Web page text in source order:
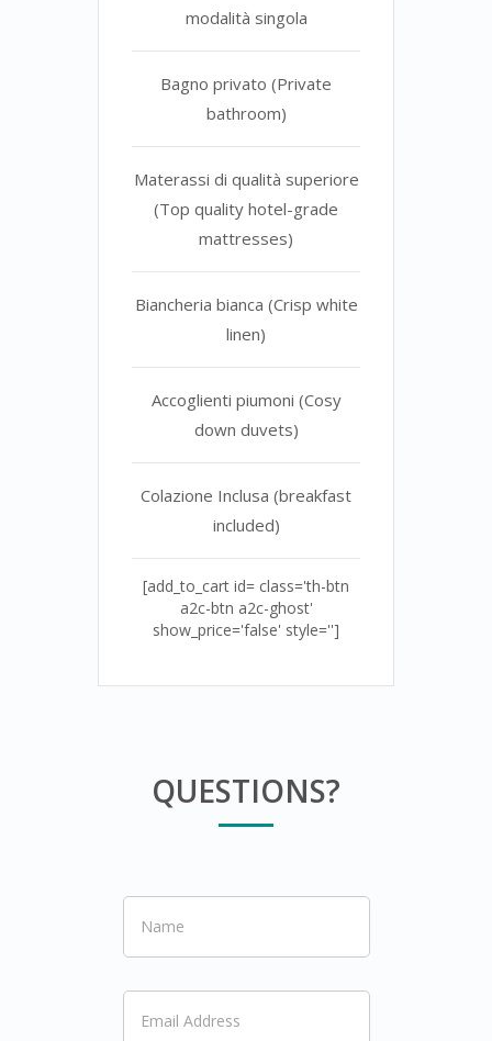
modalità singola
Bagno privato (Private
bathroom)
Materassi di qualità superiore
(Top quality hotel-grade
mattresses)
Biancheria bianca (Crisp white
linen)
Accoglienti piumoni (Cosy
down duvets)
Colazione Inclusa (breakfast
included)
[add_to_cart id= class='th-btn
a2c-btn a2c-ghost'
show_price='false' style='']
QUESTIONS?